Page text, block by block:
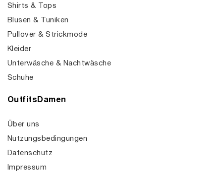
Shirts & Tops
Blusen & Tuniken
Pullover & Strickmode
Kleider
Unterwäsche & Nachtwäsche
Schuhe
OutfitsDamen
Über uns
Nutzungsbedingungen
Datenschutz
Impressum